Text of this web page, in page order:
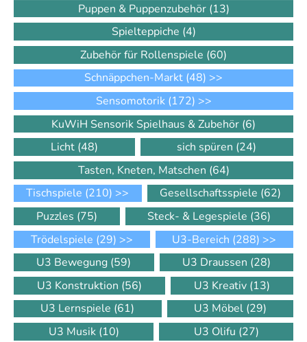
Puppen & Puppenzubehör (13)
Spielteppiche (4)
Zubehör für Rollenspiele (60)
Schnäppchen-Markt (48) >>
Sensomotorik (172) >>
KuWiH Sensorik Spielhaus & Zubehör (6)
Licht (48) sich spüren (24)
Tasten, Kneten, Matschen (64)
Tischspiele (210) >> Gesellschaftsspiele (62)
Puzzles (75) Steck- & Legespiele (36)
Trödelspiele (29) >> U3-Bereich (288) >>
U3 Bewegung (59) U3 Draussen (28)
U3 Konstruktion (56) U3 Kreativ (13)
U3 Lernspiele (61) U3 Möbel (29)
U3 Musik (10) U3 Olifu (27)